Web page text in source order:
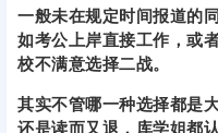
一般未在规定时间报道的
如考公上岸直接工作，或
校不满意选择二战。
其实不管哪一种选择都是
还是读而又退，库学姐都